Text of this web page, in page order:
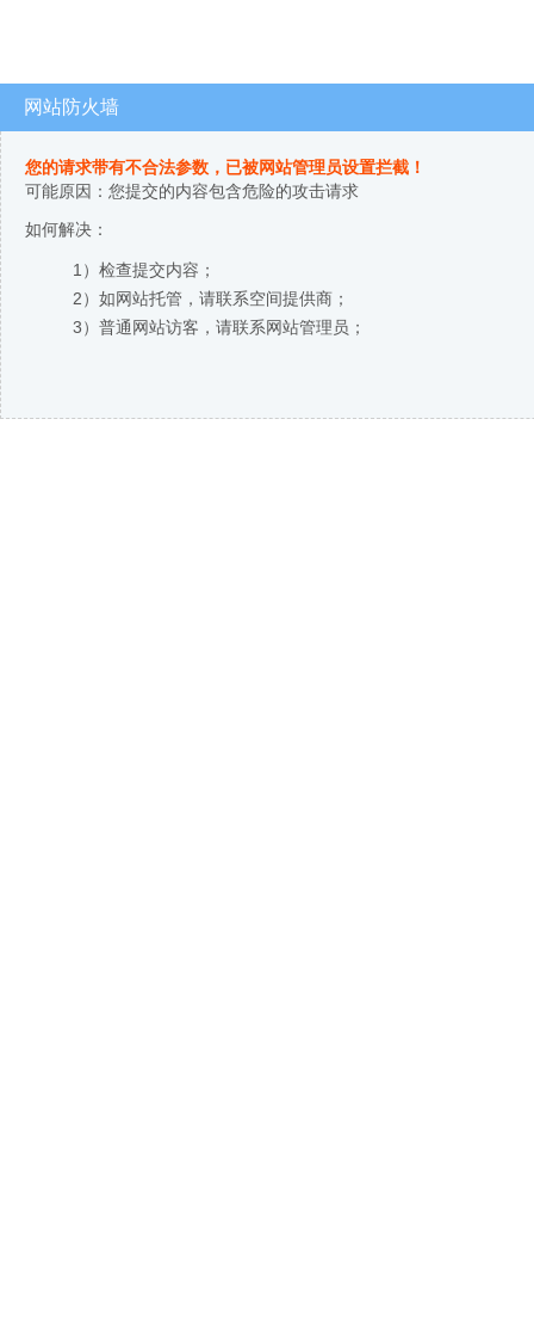
网站防火墙
您的请求带有不合法参数，已被网站管理员设置拦截！
可能原因：您提交的内容包含危险的攻击请求
如何解决：
1）检查提交内容；
2）如网站托管，请联系空间提供商；
3）普通网站访客，请联系网站管理员；